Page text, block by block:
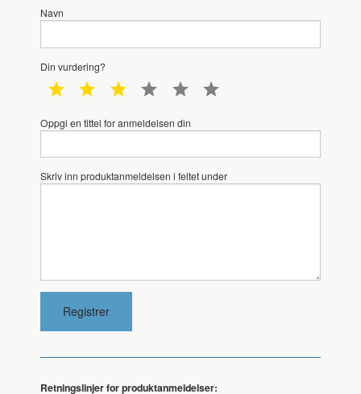
Navn
Din vurdering?
1 star 2 star 3 star 4 star 5 star
Oppgi en tittel for anmeldelsen din
Skriv inn produktanmeldelsen i feltet under
Retningslinjer for produktanmeldelser: